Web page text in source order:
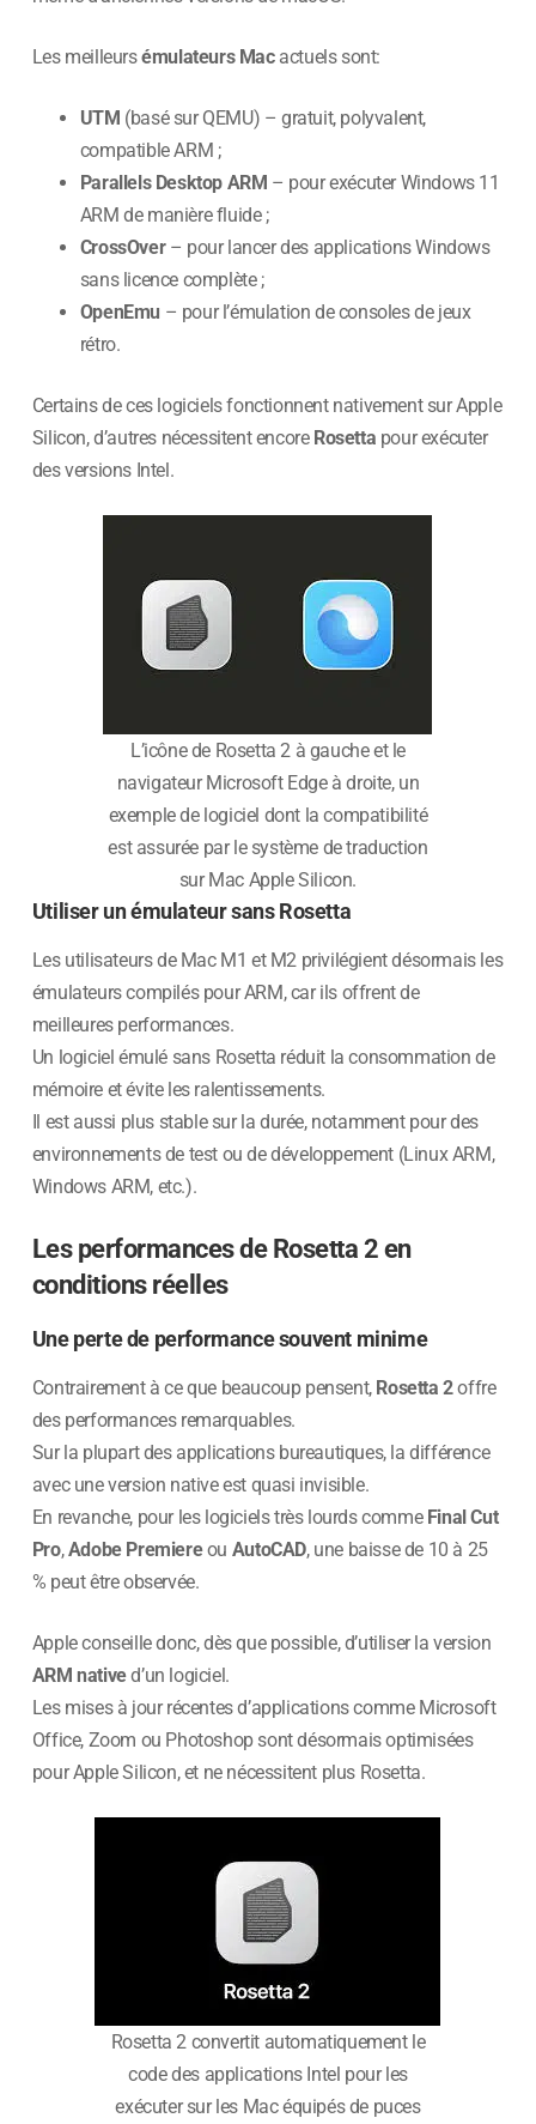
Les meilleursémulateurs Macactuels sont:
UTM (basé sur QEMU) – gratuit, polyvalent,
compatible ARM ;
Parallels Desktop ARM – pour exécuter Windows 11
ARM de manière fluide ;
CrossOver– pour lancer des applications Windows
sans licence complète ;
OpenEmu – pour l’émulation de consoles de jeux
rétro.
Certains de ces logiciels fonctionnent nativement sur Apple
Silicon, d’autres nécessitent encore Rosetta pour exécuter
des versions Intel.
L’icône de Rosetta 2 à gauche et le
navigateur Microsoft Edge à droite, un
exemple de logiciel dont la compatibilité
est assurée par le système de traduction
sur Mac Apple Silicon.
Utiliser un émulateur sans Rosetta
Les utilisateurs de Mac M1 et M2 privilégient désormais les
émulateurs compilés pour ARM, car ils offrent de
meilleures performances.
Un logiciel émulé sans Rosetta réduit la consommation de
mémoire et évite les ralentissements.
Il est aussi plus stable sur la durée, notamment pour des
environnements de test ou de développement (Linux ARM,
Windows ARM, etc.).
Les performances de Rosetta 2 en
conditions réelles
Une perte de performance souvent minime
Contrairement à ce que beaucoup pensent, Rosetta 2offre
des performances remarquables.
Sur la plupart des applications bureautiques, la différence
avec une version native est quasi invisible.
En revanche, pour les logiciels très lourds comme Final Cut
Pro,Adobe Premiereou AutoCAD, une baisse de 10 à 25
% peut être observée.
Apple conseille donc, dès que possible, d’utiliser la version
ARM natived’un logiciel.
Les mises à jour récentes d’applications comme Microsoft
Office, Zoom ou Photoshop sont désormais optimisées
pour Apple Silicon, et ne nécessitent plus Rosetta.
Rosetta 2 convertit automatiquement le
code des applications Intel pour les
exécuter sur les Mac équipés de puces